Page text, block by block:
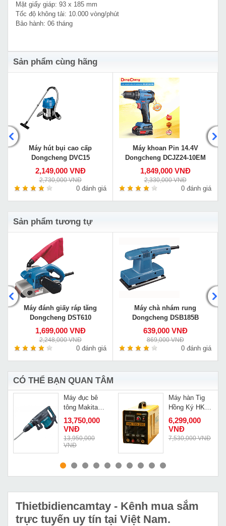
Mặt giấy giáp: 93 x 185 mm
Tốc độ không tải: 10.000 vòng/phút
Bảo hành: 06 tháng
Sản phẩm cùng hãng
Máy hút bụi cao cấp
Dongcheng DVC15
2,149,000 VNĐ
2,730,000 VNĐ
0 đánh giá
Máy khoan Pin 14.4V
Dongcheng DCJZ24-10EM
1,849,000 VNĐ
2,330,000 VNĐ
0 đánh giá
Sản phẩm tương tự
Máy đánh giấy ráp tăng
Dongcheng DST610
1,699,000 VNĐ
2,248,000 VNĐ
0 đánh giá
Máy chà nhám rung
Dongcheng DSB185B
639,000 VNĐ
869,000 VNĐ
0 đánh giá
CÓ THỂ BẠN QUAN TÂM
MUA NGAY
Máy đục bê
tông Makita
HM1203C
13,750,000
VNĐ
13,950,000
VNĐ
MUA NGAY
Máy hàn Tig
Hồng Ký HK
TIG 250
6,299,000
VNĐ
7,530,000 VNĐ
Thietbidiencamtay - Kênh mua sắm
trực tuyến uy tín tại Việt Nam.